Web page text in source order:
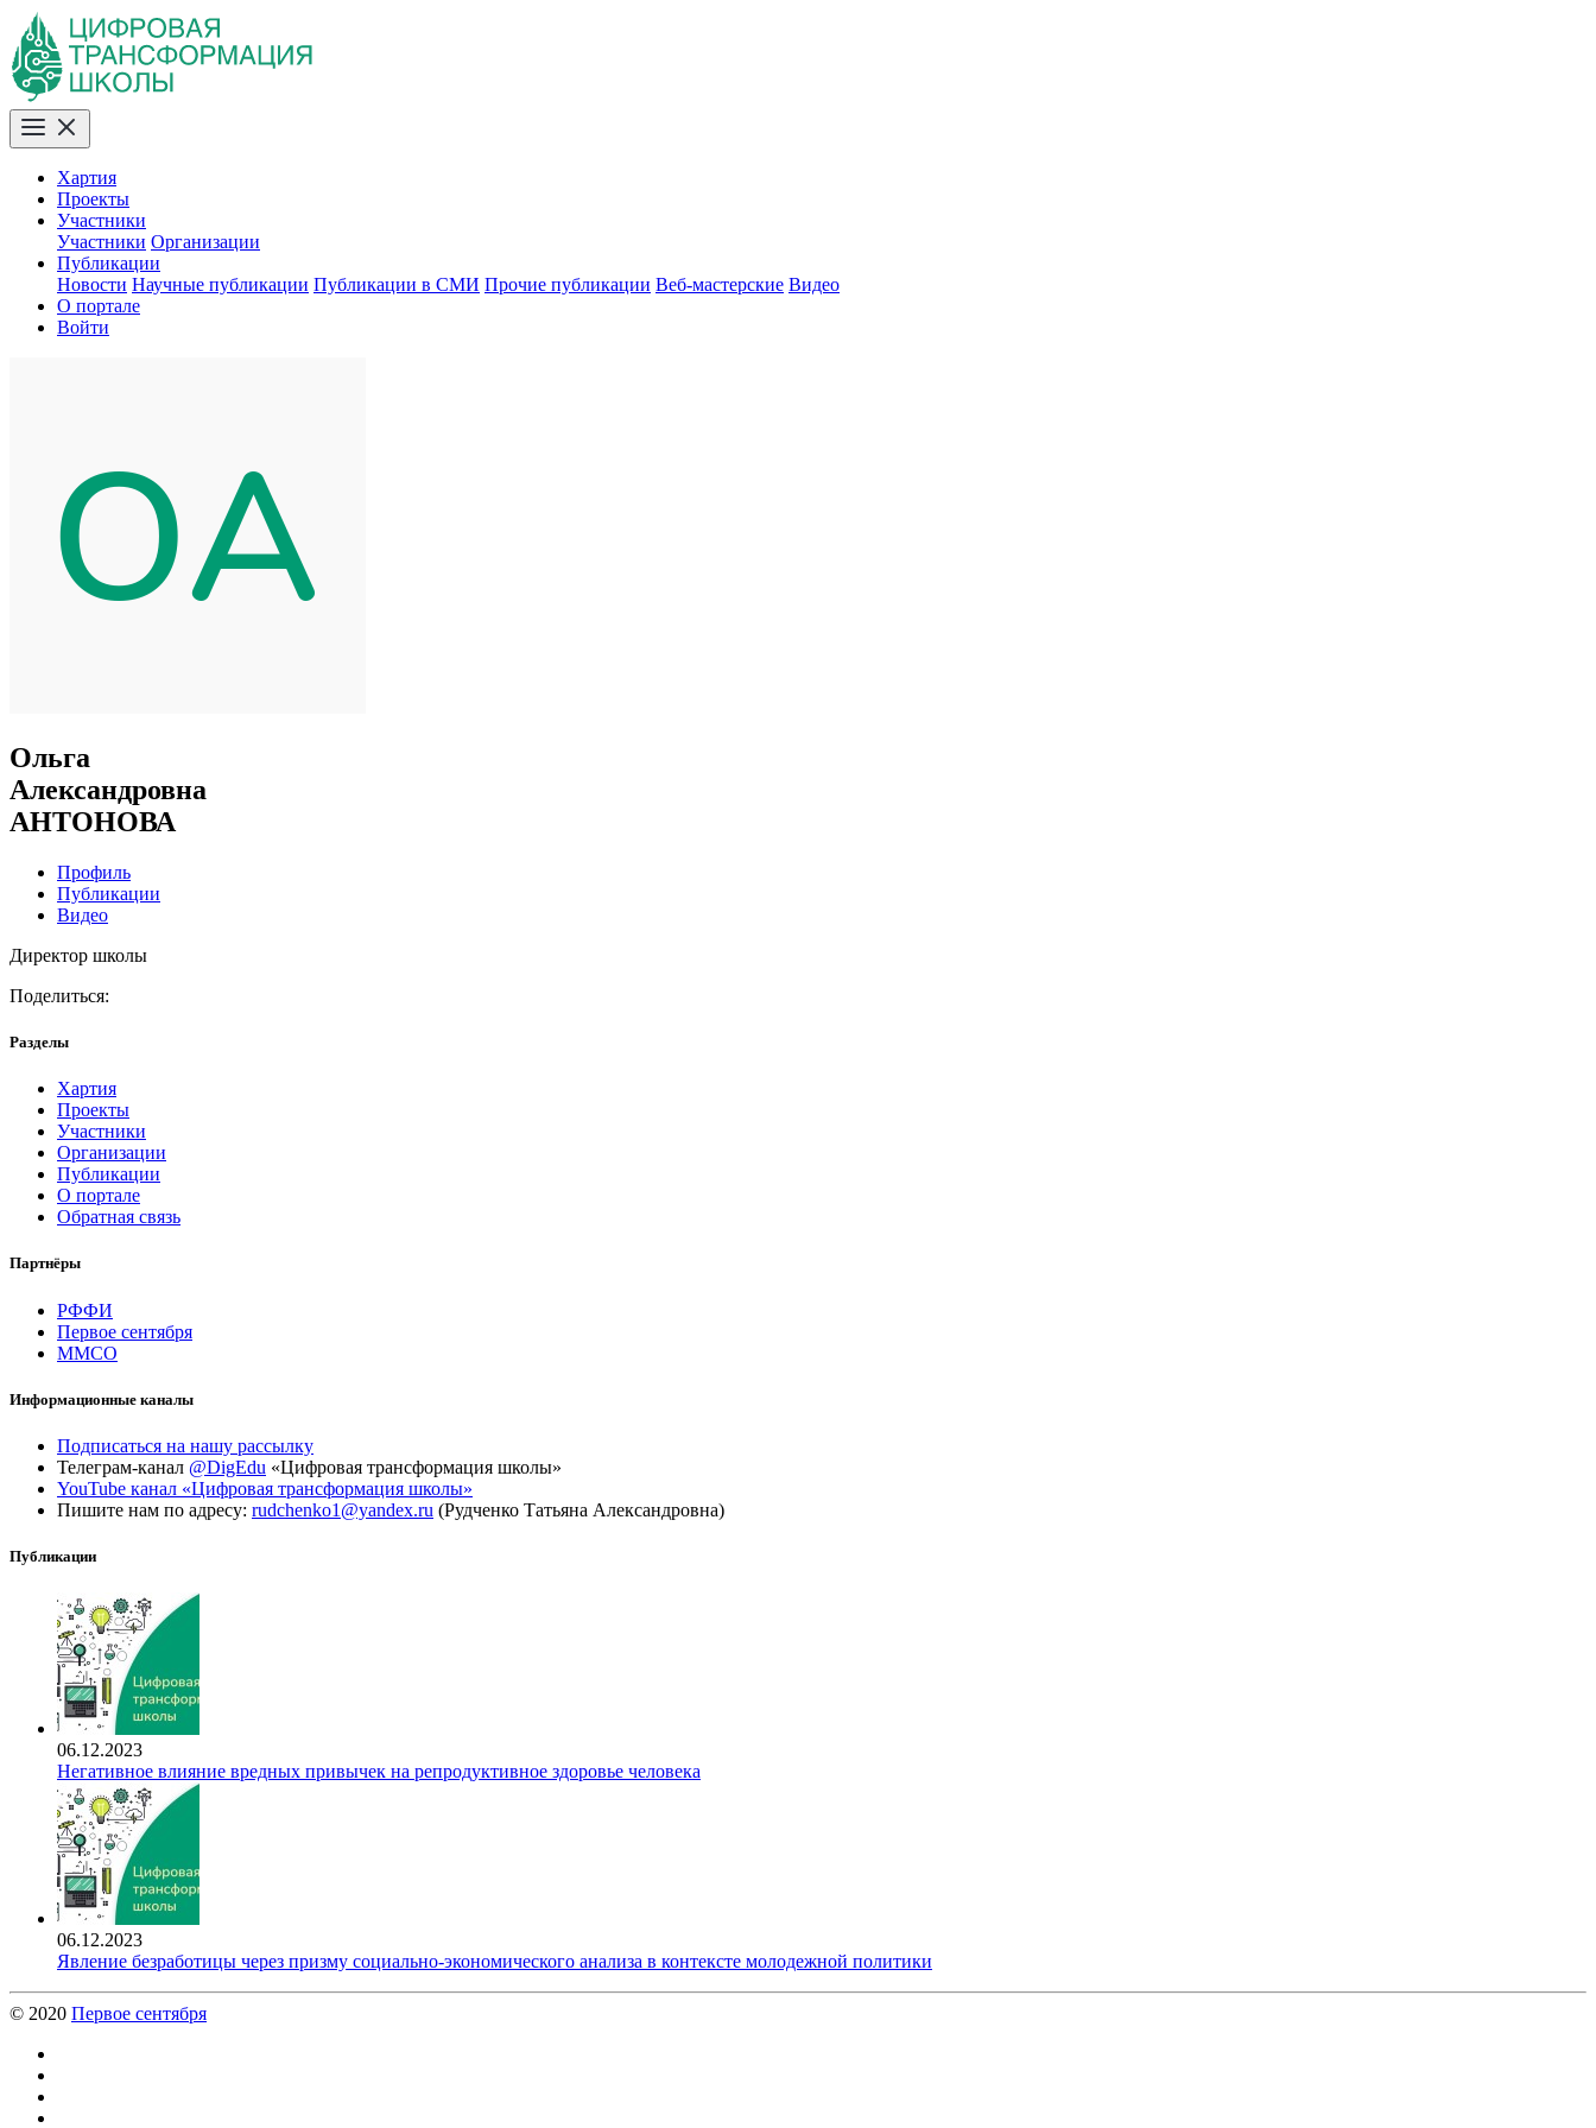
Хартия
Проекты
Участники
Участники Организации
Публикации
Новости Научные публикации Публикации в СМИ Прочие публикации Веб-мастерские Видео
О портале
Войти
Ольга
Александровна
АНТОНОВА
Профиль
Публикации
Видео
Директор школы
Поделиться:
Разделы
Хартия
Проекты
Участники
Организации
Публикации
О портале
Обратная связь
Партнёры
РФФИ
Первое сентября
ММСО
Информационные каналы
Подписаться на нашу рассылку
Телеграм-канал @DigEdu «Цифровая трансформация школы»
YouTube канал «Цифровая трансформация школы»
Пишите нам по адресу: rudchenko1@yandex.ru (Рудченко Татьяна Александровна)
Публикации
06.12.2023
Негативное влияние вредных привычек на репродуктивное здоровье человека
06.12.2023
Явление безработицы через призму социально-экономического анализа в контексте молодежной политики
© 2020 Первое сентября